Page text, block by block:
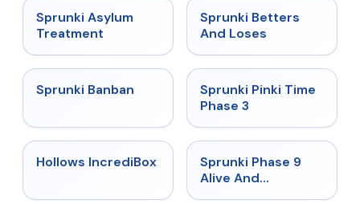
★
Sprunki Asylum
Treatment
★
Sprunki Betters
And Loses
★
Sprunki Banban ★ 4.9
Sprunki Pinki Time
Phase 3
★ 4.3
Hollows IncrediBox ★
Sprunki Phase 9
Alive And